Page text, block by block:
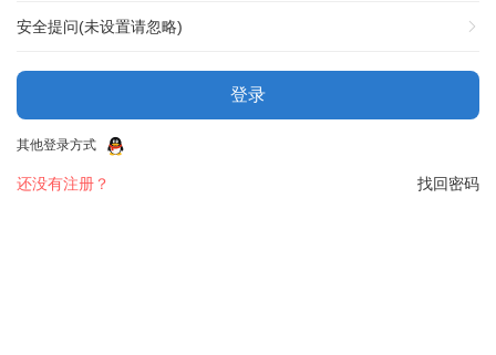
安全提问(未设置请忽略)
登录
其他登录方式
找回密码
还没有注册？